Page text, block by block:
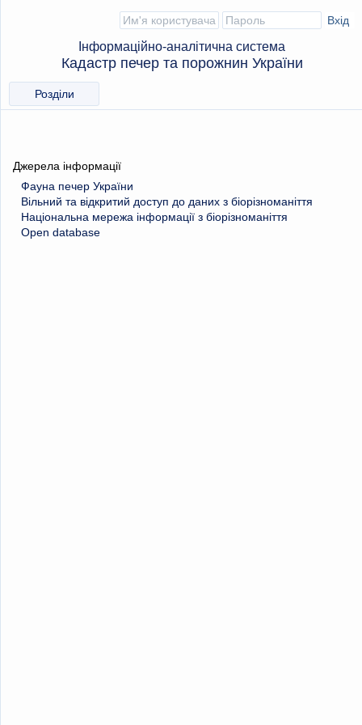
Інформаційно-аналітична система
Кадастр печер та порожнин України
Розділи
Джерела інформації
Фауна печер України
Вільний та відкритий доступ до даних з біорізноманіття
Національна мережа інформації з біорізноманіття
Open database